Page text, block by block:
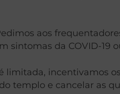
aos
da COVID-19
incentivamos
templo e cancelar as